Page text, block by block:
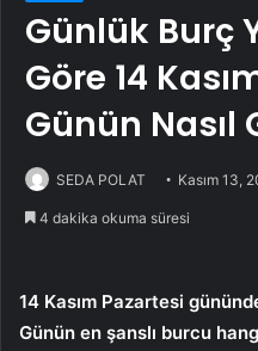
Günlük Burç
Göre 14
Günün Nasıl
SEDA POLAT Kasım 13,
4 dakika okuma süresi
14 Kasım Pazartesi
Günün en şanslı burcu